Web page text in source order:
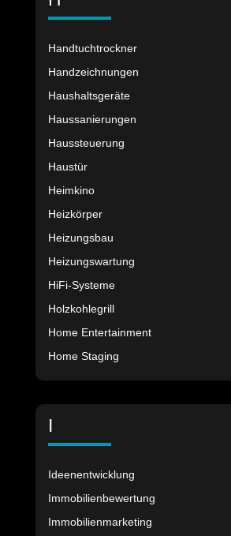
Handtuchtrockner
Handzeichnungen
Haushaltsgeräte
Haussanierungen
Haussteuerung
Haustür
Heimkino
Heizkörper
Heizungsbau
Heizungswartung
HiFi-Systeme
Holzkohlegrill
Home Entertainment
Home Staging
I
Ideenentwicklung
Immobilienbewertung
Immobilienmarketing